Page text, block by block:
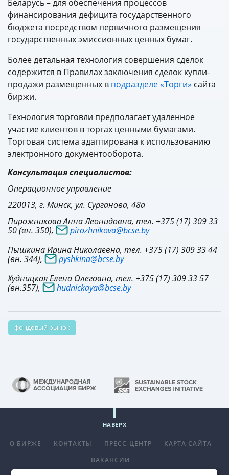
Беларусь – для обеспечения процессов
финансирования дефицита государственного
бюджета посредством первичного размещения
государственных эмиссионных ценных бумаг.
Более детальная технология совершения сделок
содержится в Правилах заключения сделок купли-
продажи размещенных в подразделе «Торги» сайта
биржи.
Технология торговли предполагает удаленное
участие клиентов в торгах ценными бумагами.
Торговая система адаптирована к использованию
электронного документооборота.
Консультация специалистов:
Операционное управление
220013, г. Минск, ул. Сурганова, 48а
Пирожникова Анна Леонидовна, тел. +375 (17) 309 33
50 (вн. 350),
pirozhnikova@bcse.by
Пышкина Ирина Николаевна, тел. +375 (17) 309 33 44
(вн. 344),
pyshkina@bcse.by
Худницкая Елена Олеговна, тел. +375 (17) 309 33 57
(вн.357),
hudnickaya@bcse.by
фондовый рынок
О БИРЖЕ КОНТАКТЫ ПРЕСС-ЦЕНТР
КАРТА САЙТА
ВАКАНСИИ
НАВЕРХ